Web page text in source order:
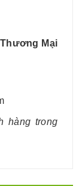
Mại
hàng trong